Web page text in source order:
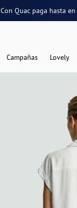
Con Quac paga hasta en
Campañas Lovely